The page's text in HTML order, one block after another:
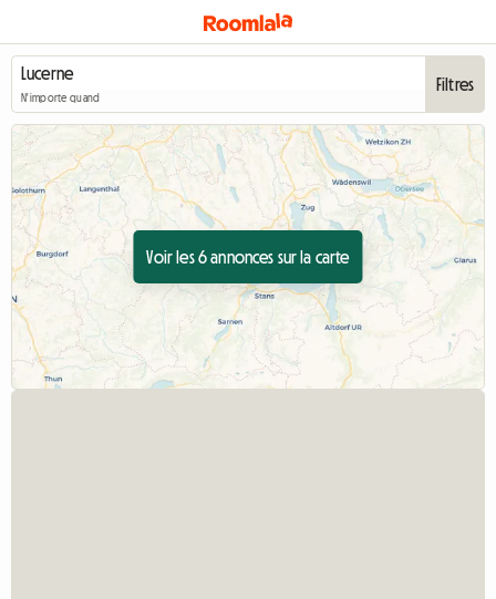
N'importe quand
Filtres
Voir les 6 annonces sur la carte